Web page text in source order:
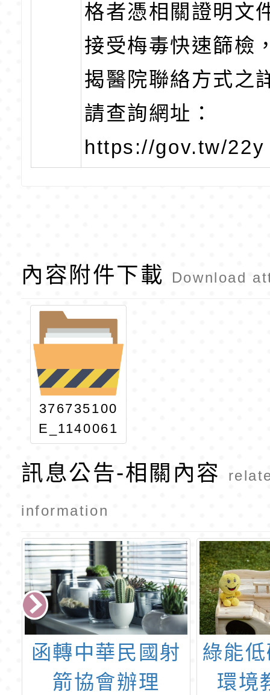
格者憑相關證明文
接受梅毒快速篩檢
揭醫院聯絡方式之
請查詢網址：
https://gov.tw/22y
內容附件下載 Download
376735100
E_1140061
995_ATTA
CH1
訊息公告-相關內容
information
綠能低碳進行式-
環境教育研習
函轉
力